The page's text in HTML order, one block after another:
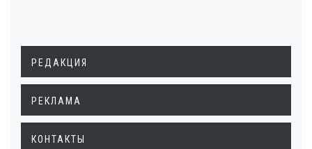
РЕДАКЦИЯ
РЕКЛАМА
КОНТАКТЫ